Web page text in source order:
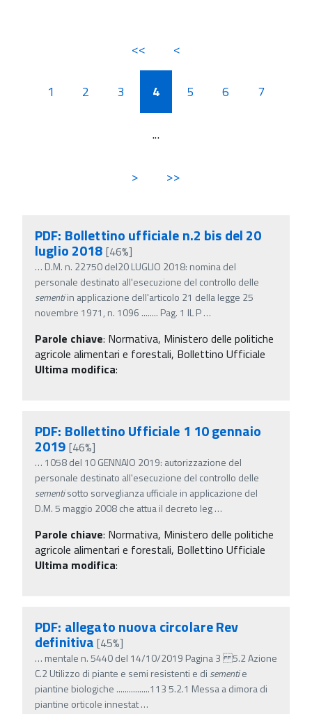
<< <
1 2 3 4 5 6 7
...
> >>
PDF: Bollettino ufficiale n.2 bis del 20
luglio 2018 [46%]
… D.M. n. 22750 del20 LUGLIO 2018: nomina del
personale destinato all'esecuzione del controllo delle
sementiin applicazione dell'articolo 21 della legge 25
novembre 1971, n. 1096 ........ Pag. 1 IL P…
Parole chiave: Normativa, Ministero delle politiche
agricole alimentari e forestali, Bollettino Ufficiale
Ultima modifica:
PDF: Bollettino Ufficiale 1 10 gennaio
2019 [46%]
… 1058 del 10 GENNAIO 2019: autorizzazione del
personale destinato all'esecuzione del controllo delle
sementisotto sorveglianza ufficiale in applicazione del
D.M. 5 maggio 2008 che attua il decreto leg…
Parole chiave: Normativa, Ministero delle politiche
agricole alimentari e forestali, Bollettino Ufficiale
Ultima modifica:
PDF: allegato nuova circolare Rev
definitiva [45%]
… mentale n. 5440 del 14/10/2019 Pagina 3 5.2 Azione
C.2 Utilizzo di piante e semi resistenti e di sementie
piantine biologiche ................113 5.2.1 Messa a dimora di
piantine orticole innestat…